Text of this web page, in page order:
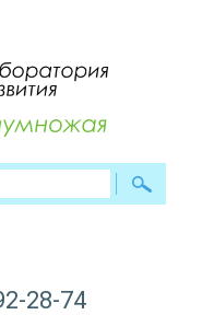
28-74